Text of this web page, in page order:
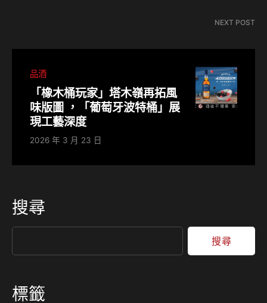
NEXT POST
品酒
「橡木桶玩家」塔木嶺再拓風
味版圖 ，「葡萄牙波特桶」展
現工藝深度
2026 年 3 月 23 日
搜尋
搜尋
標籤